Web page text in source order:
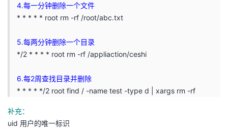
4.每一分钟删除一个文件
* * * * * root rm -rf /root/abc.txt
5.每两分钟删除一个目录
*/2 * * * * root rm -rf /appliaction/ceshi
6.每2周查找目录并删除
* * * * */2 root find / -name test -type d | xargs rm -rf
补充：
uid 用户的唯一标识